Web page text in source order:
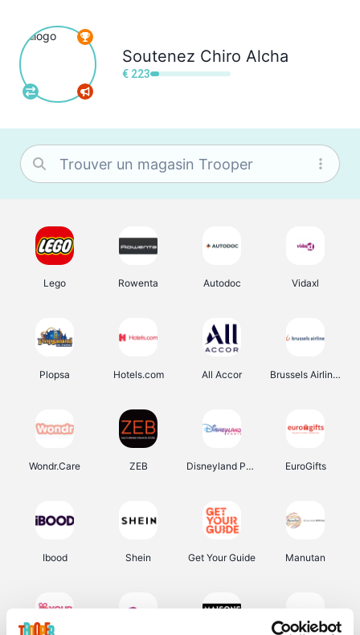
Soutenez Chiro Alcha
€ 223
Lego Rowenta Autodoc Vidaxl
Plopsa Hotels.com All Accor Brussels Airlines
Wondr.Care ZEB Disneyland Paris EuroGifts
Ibood Shein Get Your Guide Manutan